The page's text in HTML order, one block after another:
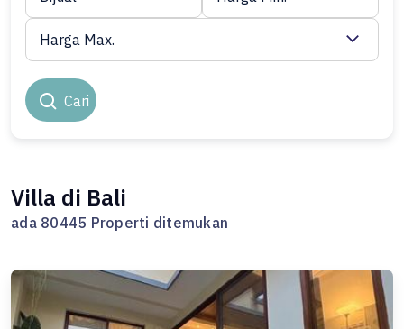
Cari
Harga Max.
Villa di Bali
ada 80445 Properti ditemukan